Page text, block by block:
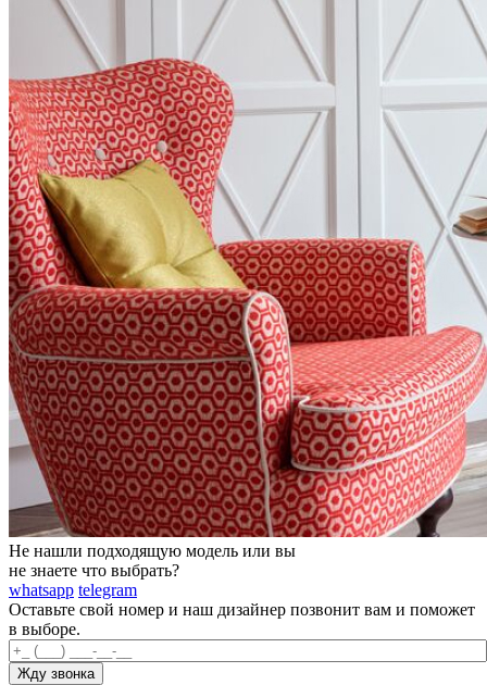
Не нашли подходящую модель или вы
не знаете что выбрать?
whatsapp telegram
Оставьте свой номер и наш дизайнер позвонит вам и поможет
в выборе.